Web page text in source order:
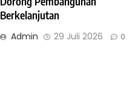
Berkelanjutan
Admin 29 Juli 2026 0